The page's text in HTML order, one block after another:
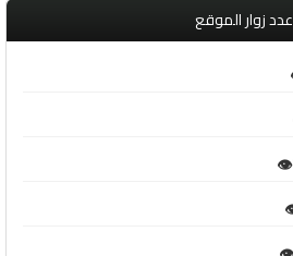
عدد زوار الموقع